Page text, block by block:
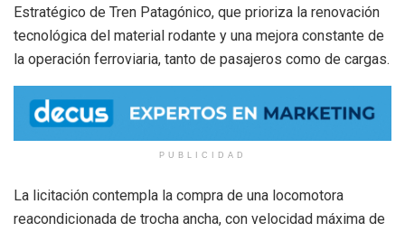
Estratégico de Tren Patagónico, que prioriza la renovación
tecnológica del material rodante y una mejora constante de
la operación ferroviaria, tanto de pasajeros como de cargas.
PUBLICIDAD
La licitación contempla la compra de una locomotora
reacondicionada de trocha ancha, con velocidad máxima de